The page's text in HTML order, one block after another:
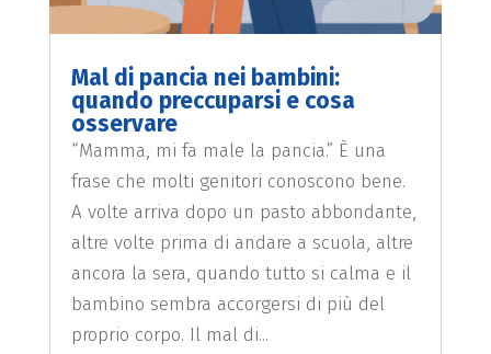
Mal di pancia nei bambini:
quando preccuparsi e cosa
osservare
“Mamma, mi fa male la pancia.” È una
frase che molti genitori conoscono bene.
A volte arriva dopo un pasto abbondante,
altre volte prima di andare a scuola, altre
ancora la sera, quando tutto si calma e il
bambino sembra accorgersi di più del
proprio corpo. Il mal di...